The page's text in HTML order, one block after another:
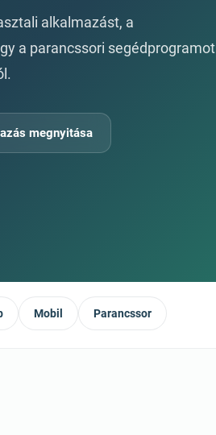
alkalmazást, a
a parancssori segédprogramot
megnyitása
Mobil Parancssor